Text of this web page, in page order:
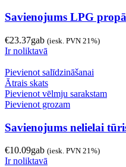
Savienojums LPG
€23.37gab (iesk. PVN 21%)
Ir noliktavā
Pievienot salīdzināšanai
Ātrais skats
Pievienot vēlmju sarakstam
Pievienot grozam
Savienojums nelielai
€10.09gab (iesk. PVN 21%)
Ir noliktavā